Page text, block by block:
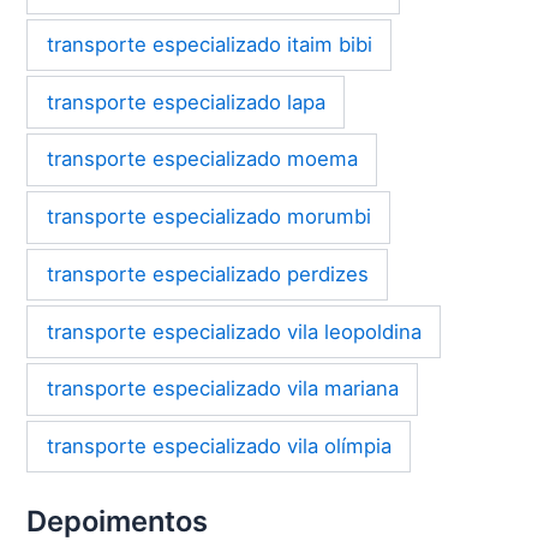
transporte especializado itaim bibi
transporte especializado lapa
transporte especializado moema
transporte especializado morumbi
transporte especializado perdizes
transporte especializado vila leopoldina
transporte especializado vila mariana
transporte especializado vila olímpia
Depoimentos